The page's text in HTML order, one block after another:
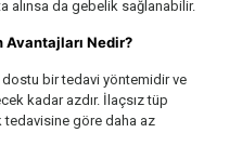
alınsa da gebelik sağlanabilir.
Avantajları Nedir?
bir tedavi yöntemidir ve
kadar azdır. İlaçsız tüp
göre daha az